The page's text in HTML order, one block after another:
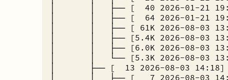
│ │ ├── [ 40 2026-01-21
│ │ ├── [ 64 2026-01-21
│ │ ├── [ 61K 2026-08-03
│ │ ├── [5.4K 2026-08-03
│ │ ├── [6.0K 2026-08-03
│ │ └── [5.3K 2026-08-03
│ ├── [ 13 2026-08-03
│ │ ├── [ 7 2026-08-03